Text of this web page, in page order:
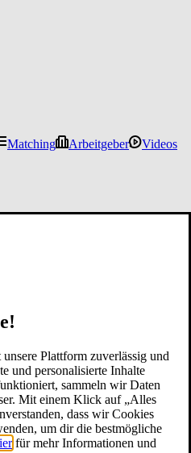
Plattform zuverlässig und
und personalisierte Inhalte
sammeln wir Daten
Mit einem Klick auf „Alles
dass wir Cookies
um dir die bestmögliche
für mehr Informationen und
Matching Arbeitgeber
Videos